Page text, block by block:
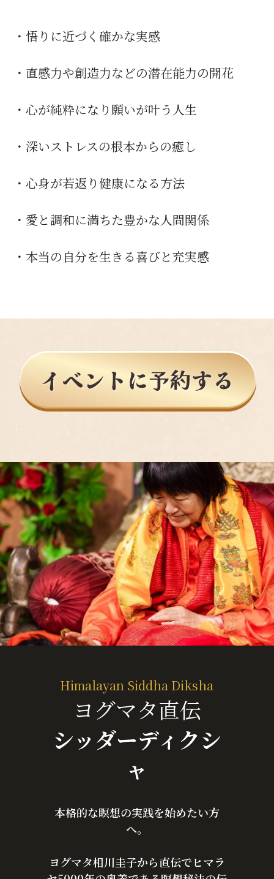
・悟りに近づく確かな実感
・直感力や創造力などの潜在能力の開花
・心が純粋になり願いが叶う人生
・深いストレスの根本からの癒し
・心身が若返り健康になる方法
・愛と調和に満ちた豊かな人間関係
・本当の自分を生きる喜びと充実感
Himalayan Siddha Diksha
ヨグマタ直伝
シッダーディクシ
ャ
本格的な瞑想の実践を始めたい方
へ。
ヨグマタ相川圭子から直伝でヒマラ